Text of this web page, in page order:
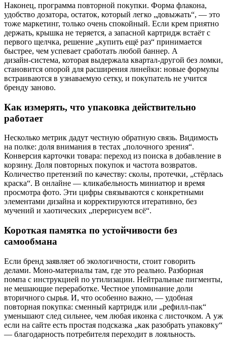
Наконец, программа повторной покупки. Форма флакона,
удобство дозатора, остаток, который легко „довыжать“, — это
тоже маркетинг, только очень спокойный. Если крем приятно
держать, крышка не теряется, а запасной картридж встаёт с
первого щелчка, решение „купить ещё раз“ принимается
быстрее, чем успевает сработать любой баннер. А
дизайн‑система, которая выдержала квартал‑другой без ломки,
становится опорой для расширения линейки: новые формулы
встраиваются в узнаваемую сетку, и покупатель не учится
бренду заново.
Как измерять, что упаковка действительно
работает
Несколько метрик дадут честную обратную связь. Видимость
на полке: доля внимания в тестах „полочного зрения“.
Конверсия карточки товара: переход из поиска в добавление в
корзину. Доля повторных покупок и частота возвратов.
Количество претензий по качеству: сколы, протечки, „стёрлась
краска“. В онлайне — кликабельность миниатюр и время
просмотра фото. Эти цифры связываются с конкретными
элементами дизайна и корректируются итеративно, без
мучений и хаотических „перерисуем всё“.
Короткая памятка по устойчивости без
самообмана
Если бренд заявляет об экологичности, стоит говорить
делами. Моно‑материалы там, где это реально. Разборная
помпа с инструкцией по утилизации. Нейтральные пигменты,
не мешающие переработке. Честное упоминание доли
вторичного сырья. И, что особенно важно, — удобная
повторная покупка: сменный картридж или „рефилл‑пак“
уменьшают след сильнее, чем любая иконка с листочком. А уж
если на сайте есть простая подсказка „как разобрать упаковку“
— благодарность потребителя переходит в лояльность.